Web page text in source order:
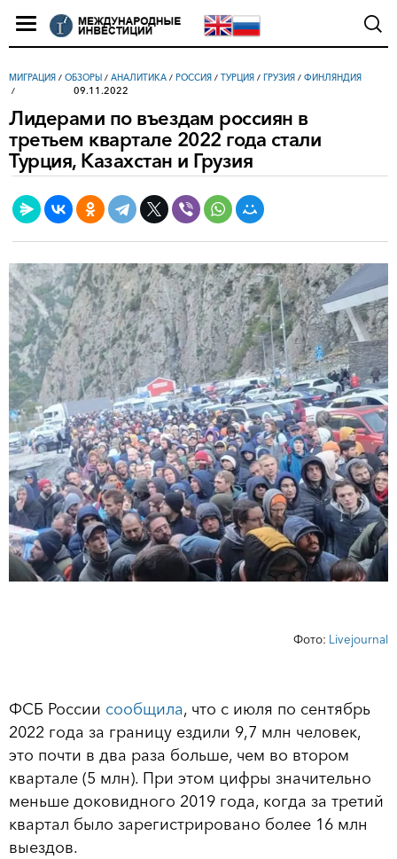
МИГРАЦИЯ / ОБЗОРЫ / АНАЛИТИКА / РОССИЯ / ТУРЦИЯ / ГРУЗИЯ / ФИНЛЯНДИЯ
09.11.2022
Лидерами по въездам россиян в
третьем квартале 2022 года стали
Турция, Казахстан и Грузия
Фото: Livejournal
ФСБ России сообщила, что с июля по сентябрь
2022 года за границу ездили 9,7 млн человек,
это почти в два раза больше, чем во втором
квартале (5 млн). При этом цифры значительно
меньше доковидного 2019 года, когда за третий
квартал было зарегистрировано более 16 млн
выездов.